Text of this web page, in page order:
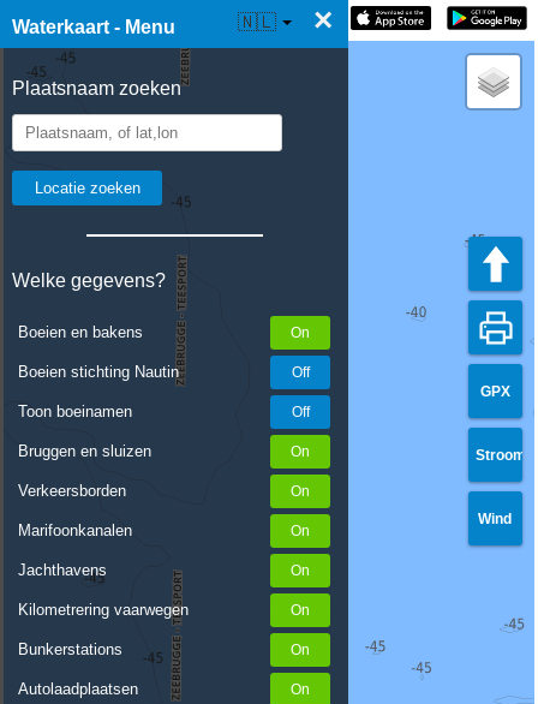
Waterkaart - Menu ×
Plaatsnaam zoeken
Welke gegevens?
Boeien en bakens
Boeien stichting Nautin
Toon boeinamen
Bruggen en sluizen
Verkeersborden
Marifoonkanalen
Jachthavens
Kilometrering vaarwegen
Bunkerstations
Autolaadplaatsen
☰ Waterkaart Live 🇳🇱
GPX
Stroom
Wind